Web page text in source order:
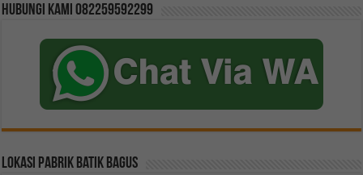
Hubungi kami 082259592299
Lokasi Pabrik Batik Bagus